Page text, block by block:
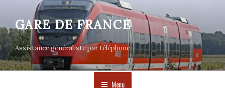
contenu
principal
GARE DE FRANCE
Assistance généraliste par téléphone
Menu